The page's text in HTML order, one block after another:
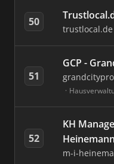
50
trustlocal.de
51
GCP -
52
KH
m-i-